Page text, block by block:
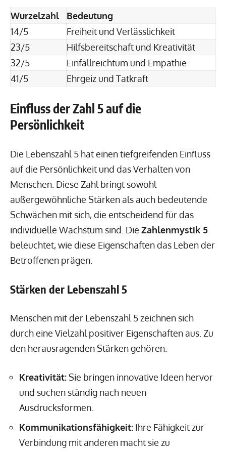
Wurzelzahl
Bedeutung
14/5
Freiheit und Verlässlichkeit
23/5
Hilfsbereitschaft und Kreativität
32/5
Einfallreichtum und Empathie
41/5
Ehrgeiz und Tatkraft
Einfluss der Zahl 5 auf die
Persönlichkeit
Die Lebenszahl 5 hat einen tiefgreifenden Einfluss
auf die Persönlichkeit und das Verhalten von
Menschen. Diese Zahl bringt sowohl
außergewöhnliche Stärken als auch bedeutende
Schwächen mit sich, die entscheidend für das
individuelle Wachstum sind. Die Zahlenmystik 5
beleuchtet, wie diese Eigenschaften das Leben der
Betroffenen prägen.
Stärken der Lebenszahl 5
Menschen mit der Lebenszahl 5 zeichnen sich
durch eine Vielzahl positiver Eigenschaften aus. Zu
den herausragenden Stärken gehören:
Kreativität:Sie bringen innovative Ideen hervor
und suchen ständig nach neuen
Ausdrucksformen.
Kommunikationsfähigkeit: Ihre Fähigkeit zur
Verbindung mit anderen macht sie zu